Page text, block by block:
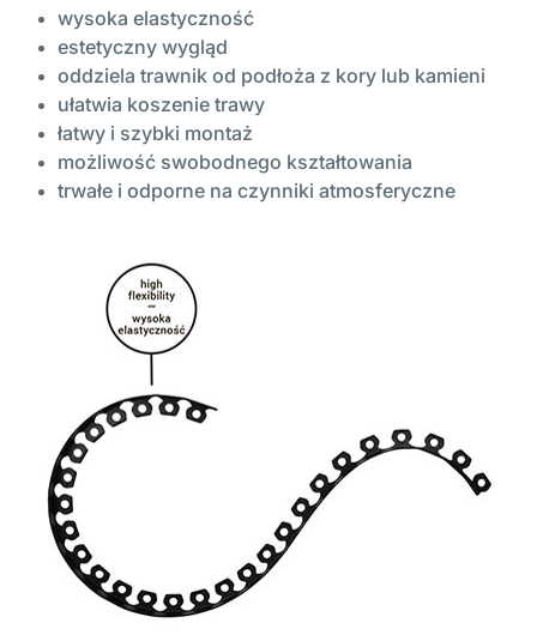
wysoka elastyczność
estetyczny wygląd
oddziela trawnik od podłoża z kory lub kamieni
ułatwia koszenie trawy
łatwy i szybki montaż
możliwość swobodnego kształtowania
trwałe i odporne na czynniki atmosferyczne